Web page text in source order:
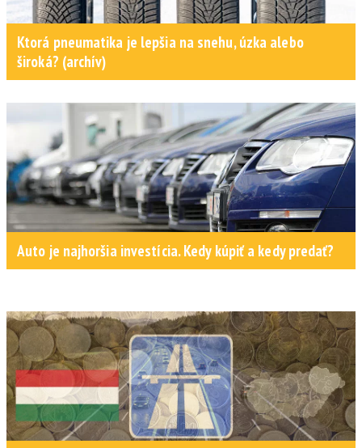
Ktorá pneumatika je lepšia na snehu, úzka alebo
široká? (archív)
Auto je najhoršia investícia. Kedy kúpiť a kedy predať?